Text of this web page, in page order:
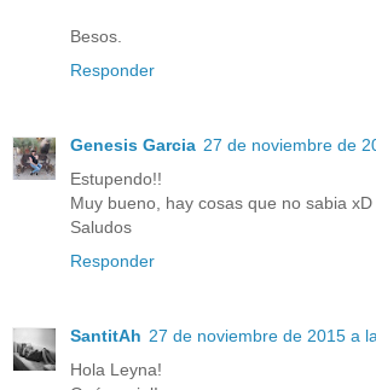
Besos.
Responder
Genesis Garcia 27 de noviembre de
Estupendo!!
Muy bueno, hay cosas que no sabia xD
Saludos
Responder
SantitAh 27 de noviembre de 2015 a
Hola Leyna!